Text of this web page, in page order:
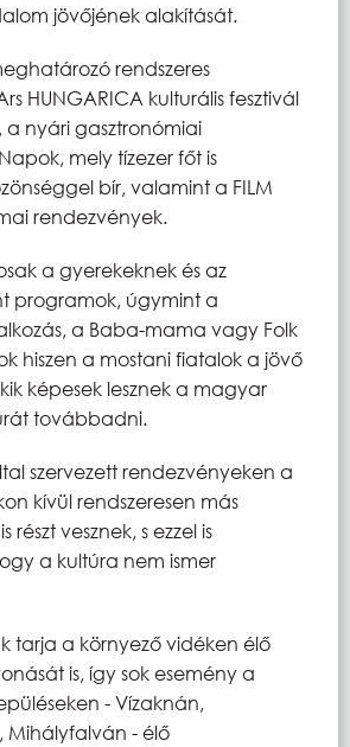
jövőjének alakítását.
rendszeres
HUNGARICA kulturális fesztivál
nyári gasztronómiai
mely tízezer főt is
bír, valamint a FILM
rendezvények.
a gyerekeknek és az
programok, úgymint a
a Baba-mama vagy Folk
hiszen a mostani fiatalok a jövő
képesek lesznek a magyar
továbbadni.
szervezett rendezvényeken a
kívül rendszeresen más
vesznek, s ezzel is
a kultúra nem ismer
tarja a környező vidéken élő
is, így sok esemény a
- Vízaknán,
Mihályfalván - élő